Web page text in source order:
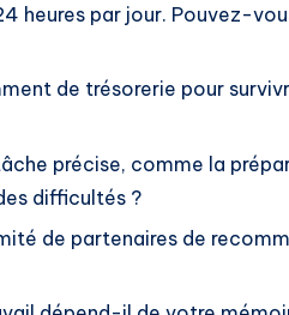
heures par jour. Pouvez-
de trésorerie pour
précise, comme la
difficultés ?
de partenaires de